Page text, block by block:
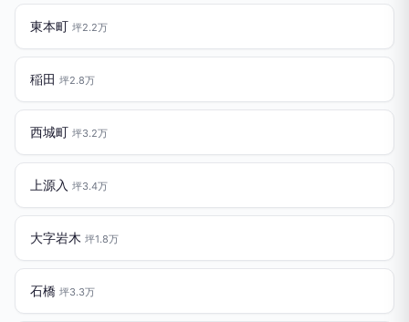
東本町 坪2.2万
稲田 坪2.8万
西城町 坪3.2万
上源入 坪3.4万
大字岩木 坪1.8万
石橋 坪3.3万